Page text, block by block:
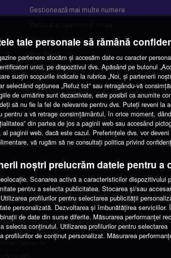
Gestionează mai multe numere
Plătește o factură
Buy Back
furnizat de
Ordin ANPC
tale personale să rămână
partenere stocăm și accesăm date cu caracter
unici, pe dispozitivul dvs. Apăsând pe butonul
susțin scopurile indicate la rubrica „Noi, și partenerii
selectând opțiunea „Refuz tot” sau retragându-vă
de urmărire sunt dezactivate, este posibil ca anumite
să nu fie la fel de relevante pentru dvs. Puteți reveni la
pentru a vă retrage consimțământul, în orice moment,
din partea de jos a paginii web sau accesând
paginii web, dacă este cazul. Preferințele dvs. vor deveni
vă rugăm să ne consultați politica privind
noștri prelucrăm datele pentru a
Scanarea activă a caracteristicilor dispozitivului
pentru a selecta publicitatea. Stocarea și/sau
profilurilor pentru selectarea publicității
personalizată. Dezvoltarea și îmbunătățirea serviciilor.
de date din surse diferite. Măsurarea performanței
selecta conținutul. Utilizarea profilurilor pentru selectarea
profilurilor de conținut personalizat. Măsurarea